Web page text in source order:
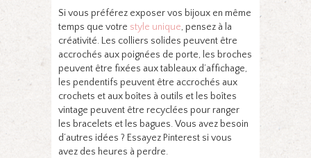
Si vous préférez exposer vos bijoux en même
temps que votre style unique, pensez à la
créativité. Les colliers solides peuvent être
accrochés aux poignées de porte, les broches
peuvent être fixées aux tableaux d’affichage,
les pendentifs peuvent être accrochés aux
crochets et aux boîtes à outils et les boîtes
vintage peuvent être recyclées pour ranger
les bracelets et les bagues. Vous avez besoin
d’autres idées ? Essayez Pinterest si vous
avez des heures à perdre.